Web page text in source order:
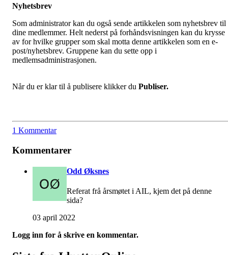
Nyhetsbrev
Som administrator kan du også sende artikkelen som nyhetsbrev til
dine medlemmer. Helt nederst på forhåndsvisningen kan du krysse
av for hvilke grupper som skal motta denne artikkelen som en e-
post/nyhetsbrev. Gruppene kan du sette opp i
medlemsadministrasjonen.
Når du er klar til å publisere klikker du Publiser.
1 Kommentar
Kommentarer
Odd Øksnes
Referat frå årsmøtet i AIL, kjem det på denne
sida?
03 april 2022
Logg inn for å skrive en kommentar.